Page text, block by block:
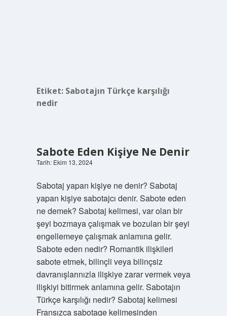
Etiket: Sabotajın Türkçe karşılığı
nedir
Sabote Eden Kişiye Ne Denir
Tarih: Ekim 13, 2024
Sabotaj yapan kişiye ne denir? Sabotaj
yapan kişiye sabotajcı denir. Sabote eden
ne demek? Sabotaj kelimesi, var olan bir
şeyi bozmaya çalışmak ve bozulan bir şeyi
engellemeye çalışmak anlamına gelir.
Sabote eden nedir? Romantik ilişkileri
sabote etmek, bilinçli veya bilinçsiz
davranışlarınızla ilişkiye zarar vermek veya
ilişkiyi bitirmek anlamına gelir. Sabotajın
Türkçe karşılığı nedir? Sabotaj kelimesi
Fransızca sabotage kelimesinden